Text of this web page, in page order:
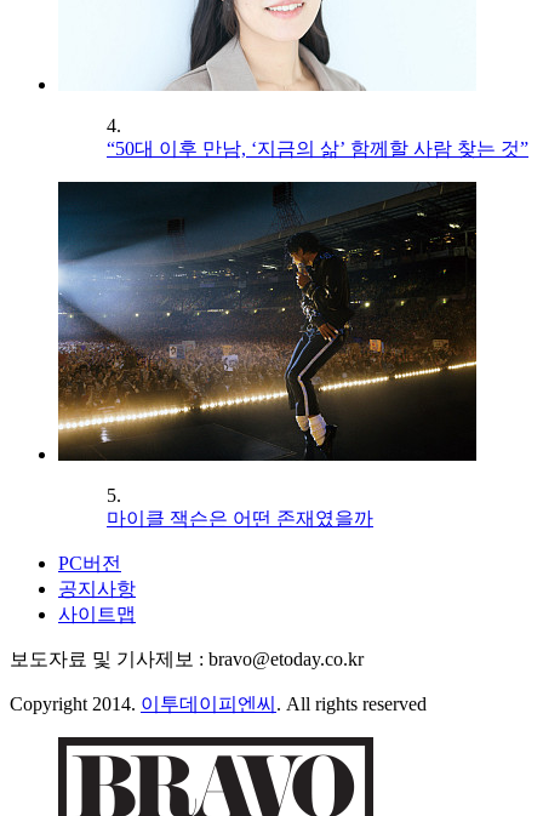
4.
“50대 이후 만남, ‘지금의 삶’ 함께할 사람 찾는 것”
5.
마이클 잭슨은 어떤 존재였을까
PC버전
공지사항
사이트맵
보도자료 및 기사제보 : bravo@etoday.co.kr
Copyright 2014. 이투데이피엔씨 . All rights reserved